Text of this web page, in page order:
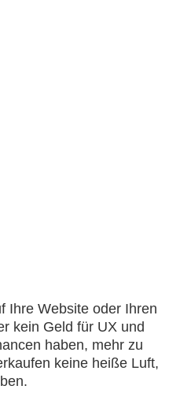
Ihre Website oder Ihren
kein Geld für UX und
haben, mehr zu
keine heiße Luft,